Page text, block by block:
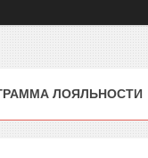
ЛОЯЛЬНОСТИ